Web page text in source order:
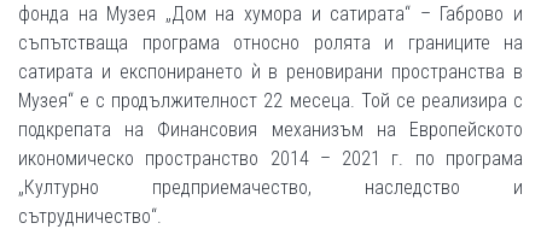
фонда на Музея „Дом на хумора и сатирата“ – Габрово и
съпътстваща програма относно ролята и границите на
сатирата и експонирането ѝ в реновирани пространства в
Музея“ е с продължителност 22 месеца. Той се реализира с
подкрепата на Финансовия механизъм на Европейското
икономическо пространство 2014 – 2021 г. по програма
„Културно предприемачество, наследство и
сътрудничество“.